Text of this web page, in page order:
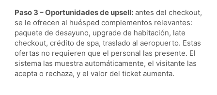
Paso 3 – Oportunidades de upsell: antes del checkout,
se le ofrecen al huésped complementos relevantes:
paquete de desayuno, upgrade de habitación, late
checkout, crédito de spa, traslado al aeropuerto. Estas
ofertas no requieren que el personal las presente. El
sistema las muestra automáticamente, el visitante las
acepta o rechaza, y el valor del ticket aumenta.